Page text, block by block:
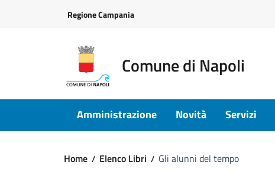
Regione Campania
Comune di Napoli
Amministrazione Novità Servizi
Home Elenco Libri Gli alunni del tempo